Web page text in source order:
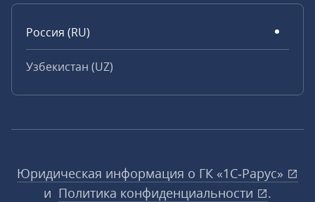
Россия (RU)
Узбекистан (UZ)
Юридическая информация о ГК «1С‑Рарус»
и Политика конфиденциальности
.